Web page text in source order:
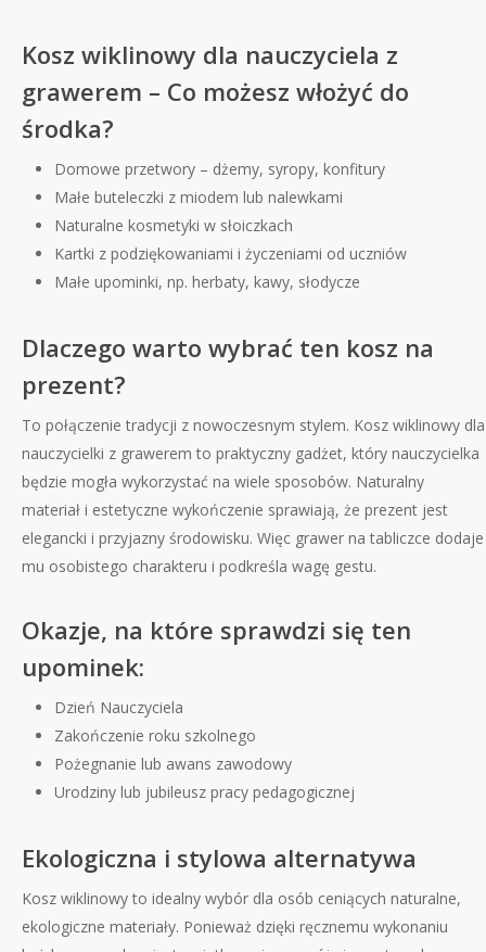
Kosz wiklinowy dla nauczyciela z
grawerem – Co możesz włożyć do
środka?
Domowe przetwory – dżemy, syropy, konfitury
Małe buteleczki z miodem lub nalewkami
Naturalne kosmetyki w słoiczkach
Kartki z podziękowaniami i życzeniami od uczniów
Małe upominki, np. herbaty, kawy, słodycze
Dlaczego warto wybrać ten kosz na
prezent?
To połączenie tradycji z nowoczesnym stylem. Kosz wiklinowy dla
nauczycielki z grawerem to praktyczny gadżet, który nauczycielka
będzie mogła wykorzystać na wiele sposobów. Naturalny
materiał i estetyczne wykończenie sprawiają, że prezent jest
elegancki i przyjazny środowisku. Więc grawer na tabliczce dodaje
mu osobistego charakteru i podkreśla wagę gestu.
Okazje, na które sprawdzi się ten
upominek:
Dzień Nauczyciela
Zakończenie roku szkolnego
Pożegnanie lub awans zawodowy
Urodziny lub jubileusz pracy pedagogicznej
Ekologiczna i stylowa alternatywa
Kosz wiklinowy to idealny wybór dla osób ceniących naturalne,
ekologiczne materiały. Ponieważ dzięki ręcznemu wykonaniu